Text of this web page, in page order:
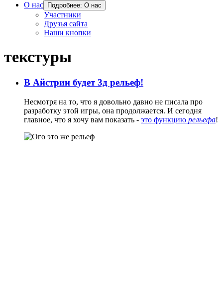
О нас
Подробнее: О нас
Участники
Друзья сайта
Наши кнопки
текстуры
В Айстрии будет 3д рельеф!
Несмотря на то, что я довольно давно не писала про
разработку этой игры, она продолжается. И сегодня
главное, что я хочу вам показать - это функцию рельефа!